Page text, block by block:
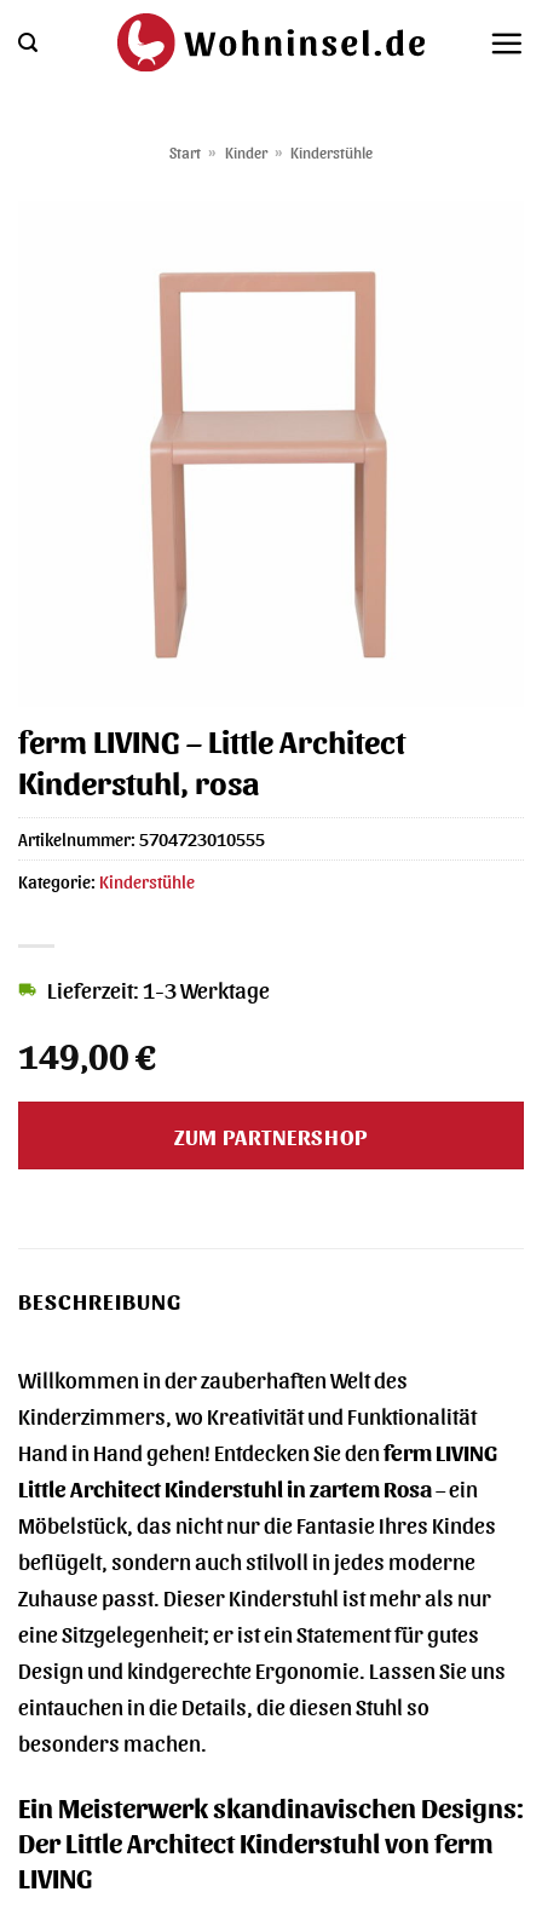
Inhalt
Start » Kinder » Kinderstühle
ferm LIVING – Little Architect
Kinderstuhl, rosa
149,00€
Lieferzeit: 1-3 Werktage
ZUM PARTNERSHOP
Artikelnummer: 5704723010555
Kategorie: Kinderstühle
BESCHREIBUNG
Willkommen in der zauberhaften Welt des
Kinderzimmers, wo Kreativität und Funktionalität
Hand in Hand gehen! Entdecken Sie denferm LIVING
Little Architect Kinderstuhl in zartem Rosa– ein
Möbelstück, das nicht nur die Fantasie Ihres Kindes
beflügelt, sondern auch stilvoll in jedes moderne
Zuhause passt. Dieser Kinderstuhl ist mehr als nur
eine Sitzgelegenheit; er ist ein Statement für gutes
Design und kindgerechte Ergonomie. Lassen Sie uns
eintauchen in die Details, die diesen Stuhl so
besonders machen.
Ein Meisterwerk skandinavischen Designs:
Der Little Architect Kinderstuhl von ferm
LIVING